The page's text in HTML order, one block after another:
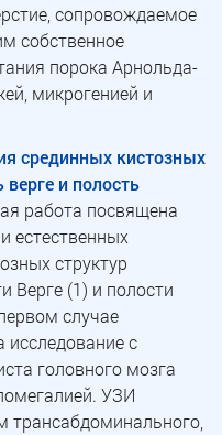
сопровождаемое
собственное
порока Арнольда-
микрогенией и
срединных кистозных
верге и полость
работа посвящена
естественных
структур
Верге (1) и полости
случае
исследование с
головного мозга
УЗИ
трансабдоминального,